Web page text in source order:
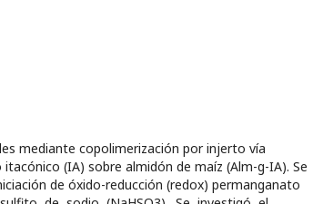
mediante copolimerización por injerto vía
itacónico (IA) sobre almidón de maíz (Alm-g-IA). Se
de óxido-reducción (redox) permanganato